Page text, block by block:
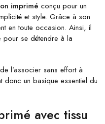
imprimé conçu pour un
et style. Grâce à son
en toute occasion. Ainsi, il
pour se détendre à la
l’associer sans effort à
donc un basique essentiel du
avec tissu